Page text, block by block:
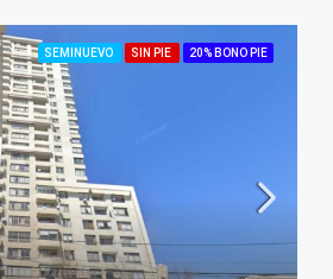
SEMINUEVO SIN PIE 20% BONO PIE